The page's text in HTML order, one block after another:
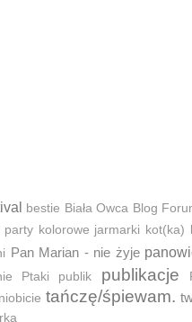
bestie Biała Owca Blog
party kolorowe jarmarki kot(ka)
Pan Marian - nie żyje
Ptaki publik publikacje
tańczę/śpiewam.